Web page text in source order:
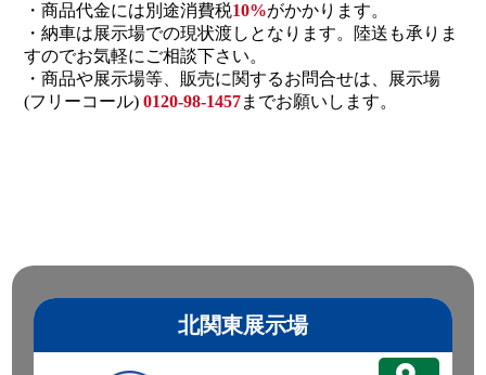
・商品代金には別途消費税10%がかかります。
・納車は展示場での現状渡しとなります。陸送も承りま
すのでお気軽にご相談下さい。
・商品や展示場等、販売に関するお問合せは、展示場
(フリーコール) 0120-98-1457までお願いします。
北関東展示場